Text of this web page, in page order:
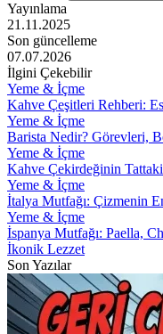
Yayınlama
21.11.2025
Son güncelleme
07.07.2026
İlgini Çekebilir
Yeme & İçme
Kahve Çeşitleri Rehberi:
Yeme & İçme
Barista Nedir? Görevleri,
Yeme & İçme
Kahve Çekirdeğinin
Yeme & İçme
İtalya Mutfağı: Çizmenin
Yeme & İçme
İspanya Mutfağı: Paella,
İkonik Lezzet
Son Yazılar